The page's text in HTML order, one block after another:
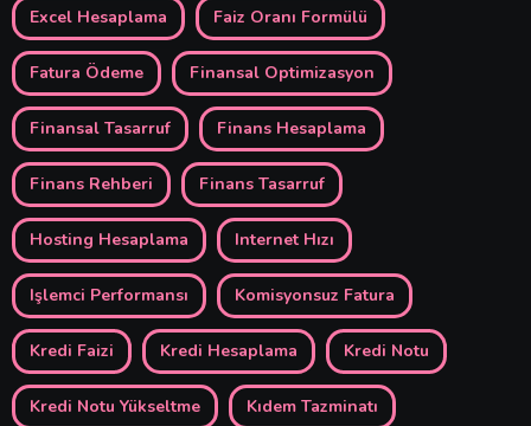
Excel Hesaplama Faiz Oranı Formülü
Fatura Ödeme Finansal Optimizasyon
Finansal Tasarruf Finans Hesaplama
Finans Rehberi Finans Tasarruf
Hosting Hesaplama Internet Hızı
Işlemci Performansı Komisyonsuz Fatura
Kredi Faizi Kredi Hesaplama Kredi Notu
Kredi Notu Yükseltme Kıdem Tazminatı